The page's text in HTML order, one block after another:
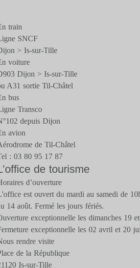
train
SNCF
> Is-sur-Tille
voiture
Dijon > Is-sur-Tille
A31 sortie Til-Châtel
bus
Transco
depuis Dijon
avion
de Til-Châtel
: 03 80 95 17 87
de tourisme
d’ouverture
est ouvert du mardi au samedi de
14 août. Fermé les jours fériés.
exceptionnelle les dimanches 19
exceptionnelle les 02 avril et 20
rendre visite
de la République
Is-sur-Tille